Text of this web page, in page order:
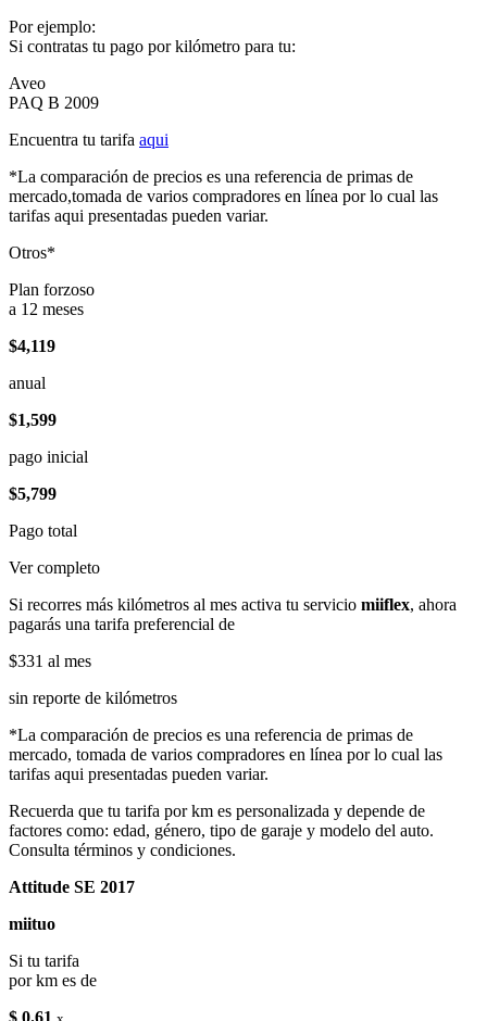
Por ejemplo:
Si contratas tu pago por kilómetro para tu:
Aveo
PAQ B 2009
Encuentra tu tarifa aqui
*La comparación de precios es una referencia de primas de
mercado,tomada de varios compradores en línea por lo cual las
tarifas aqui presentadas pueden variar.
Otros*
Plan forzoso
a 12 meses
$4,119
anual
$1,599
pago inicial
$5,799
Pago total
Ver completo
Si recorres más kilómetros al mes activa tu servicio miiflex, ahora
pagarás una tarifa preferencial de
$331 al mes
sin reporte de kilómetros
*La comparación de precios es una referencia de primas de
mercado, tomada de varios compradores en línea por lo cual las
tarifas aqui presentadas pueden variar.
Recuerda que tu tarifa por km es personalizada y depende de
factores como: edad, género, tipo de garaje y modelo del auto.
Consulta términos y condiciones.
Attitude SE 2017
miituo
Si tu tarifa
por km es de
$ 0.61